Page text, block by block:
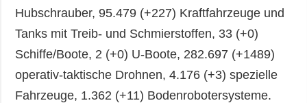
Hubschrauber, 95.479 (+227) Kraftfahrzeuge und
Tanks mit Treib- und Schmierstoffen, 33 (+0)
Schiffe/Boote, 2 (+0) U-Boote, 282.697 (+1489)
operativ-taktische Drohnen, 4.176 (+3) spezielle
Fahrzeuge, 1.362 (+11) Bodenrobotersysteme.